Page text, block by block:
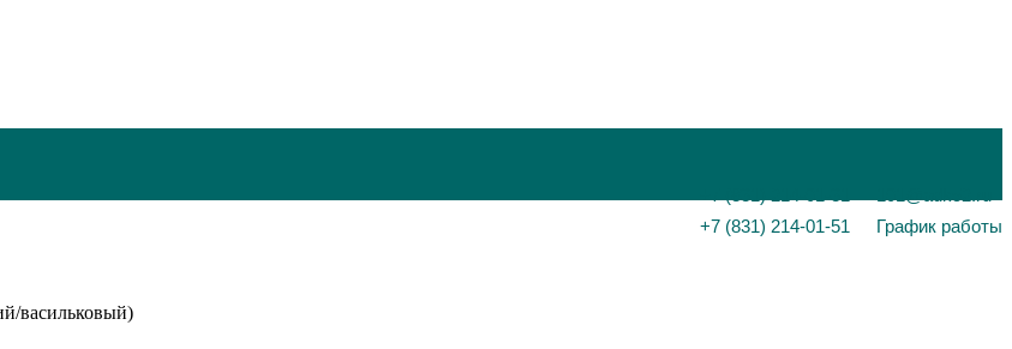
+7 (831) 214-01-51
График работы
васильковый)